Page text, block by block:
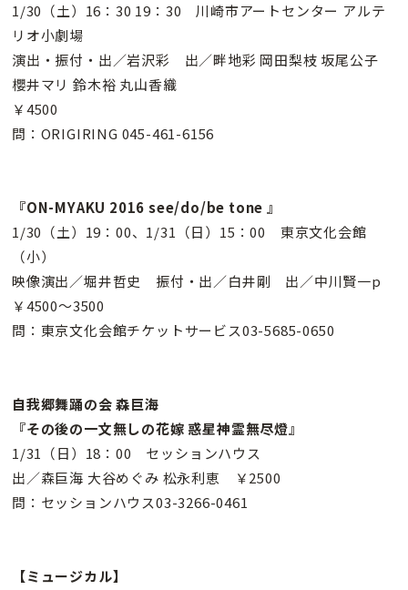
1/30（土）16：30 19：30 川崎市アートセンター アルテ
リオ小劇場
演出・振付・出／岩沢彩 出／畔地彩 岡田梨枝 坂尾公子
櫻井マリ 鈴木裕 丸山香織
￥4500
問：ORIGIRING 045-461-6156
『ON-MYAKU 2016 see/do/be tone 』
1/30（土）19：00、1/31（日）15：00 東京文化会館
（小）
映像演出／堀井哲史 振付・出／白井剛 出／中川賢一p
￥4500〜3500
問：東京文化会館チケットサービス03-5685-0650
自我郷舞踊の会 森巨海
『その後の一文無しの花嫁 惑星神霊無尽燈』
1/31（日）18：00 セッションハウス
出／森巨海 大谷めぐみ 松永利恵 ￥2500
問：セッションハウス03-3266-0461
【ミュージカル】